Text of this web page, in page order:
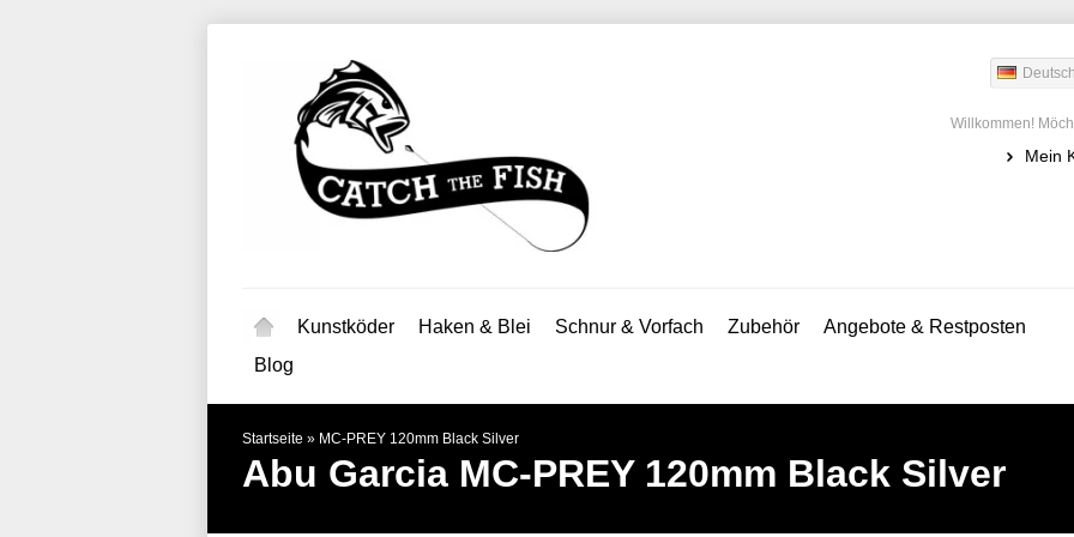
Willkommen!
Mein
Kunstköder Haken & Blei Schnur & Vorfach Zubehör
Angebote & Restposten
Blog
Startseite » MC-PREY 120mm Black Silver
Abu Garcia MC-PREY 120mm Black Silver